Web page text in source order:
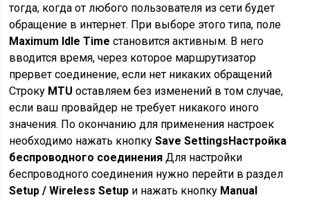
тогда, когда от любого пользователя из сети будет
обращение в интернет. При выборе этого типа, поле
Maximum Idle Time становится активным. В него
вводится время, через которое маршрутизатор
прервет соединение, если нет никаких обращений
Строку MTU оставляем без изменений в том случае,
если ваш провайдер не требует никакого иного
значения. По окончанию для применения настроек
необходимо нажать кнопкуSave SettingsНастройка
беспроводного соединения Для настройки
беспроводного соединения нужно перейти в раздел
Setup / Wireless Setup и нажать кнопку Manual